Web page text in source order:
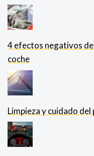
4 efectos negativos
coche
Limpieza y cuidado